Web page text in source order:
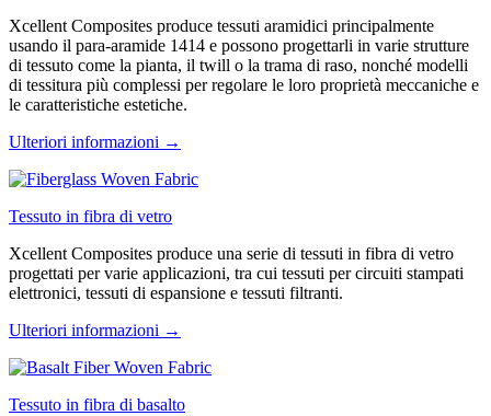
Xcellent Composites produce tessuti aramidici principalmente
usando il para-aramide 1414 e possono progettarli in varie strutture
di tessuto come la pianta, il twill o la trama di raso, nonché modelli
di tessitura più complessi per regolare le loro proprietà meccaniche e
le caratteristiche estetiche.
Ulteriori informazioni →
Tessuto in fibra di vetro
Xcellent Composites produce una serie di tessuti in fibra di vetro
progettati per varie applicazioni, tra cui tessuti per circuiti stampati
elettronici, tessuti di espansione e tessuti filtranti.
Ulteriori informazioni →
Tessuto in fibra di basalto